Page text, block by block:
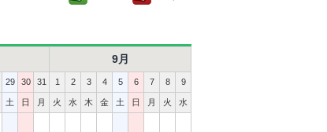
9月
29 30 31 1 2 3 4 5 6 7 8 9
土 日 月 火 水 木 金 土 日 月 火 水